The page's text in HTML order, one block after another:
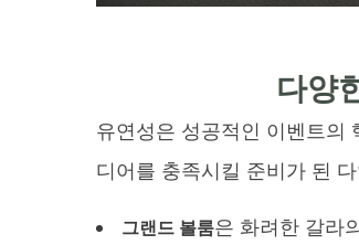
다양
유연성은 성공적인 이벤트의
디어를 충족시킬 준비가 된
그랜드 볼룸은 화려한 갈라